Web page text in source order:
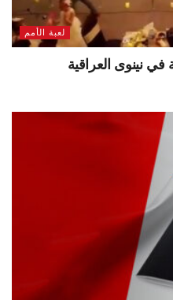
لعبة الأمم
نينوى العراقية